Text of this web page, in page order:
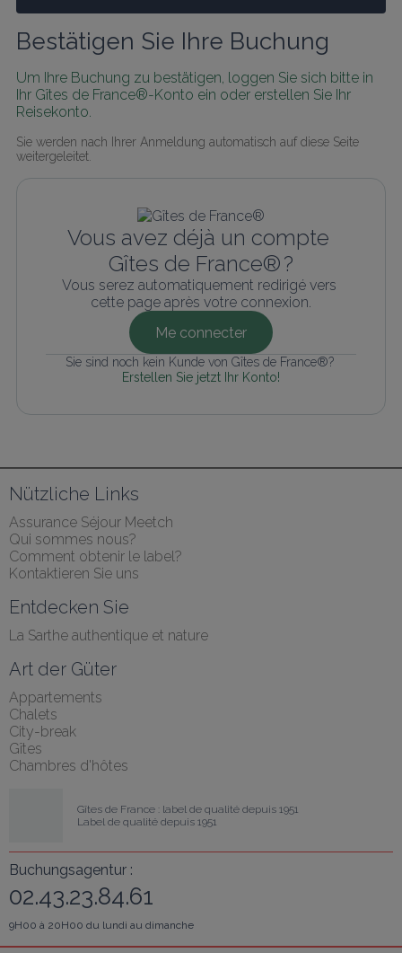
Bestätigen Sie Ihre Buchung
Um Ihre Buchung zu bestätigen, loggen Sie sich bitte in
Ihr Gîtes de France®-Konto ein oder erstellen Sie Ihr
Reisekonto.
Sie werden nach Ihrer Anmeldung automatisch auf diese Seite
weitergeleitet.
Vous avez déjà un compte
Gîtes de France® ?
Vous serez automatiquement redirigé vers
cette page après votre connexion.
Me connecter
Sie sind noch kein Kunde von Gîtes de France®?
Erstellen Sie jetzt Ihr Konto!
Nützliche Links
Assurance Séjour Meetch
Qui sommes nous?
Comment obtenir le label?
Kontaktieren Sie uns
Entdecken Sie
La Sarthe authentique et nature
Art der Güter
Appartements
Chalets
City-break
Gîtes
Chambres d'hôtes
Gîtes de France : label de qualité depuis 1951
Label de qualité depuis 1951
Buchungsagentur :
02.43.23.84.61
9H00 à 20H00 du lundi au dimanche